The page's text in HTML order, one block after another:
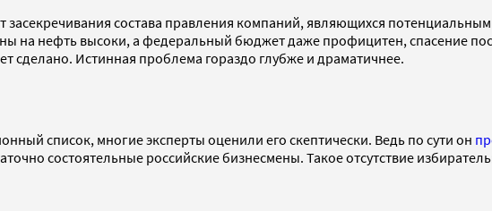
состава правления компаний, являющихся
на нефть высоки, а федеральный бюджет даже профицитен, спасение
сделано. Истинная проблема гораздо глубже и драматичнее.
список, многие эксперты оценили его скептически. Ведь по сути он
состоятельные российские бизнесмены. Такое отсутствие